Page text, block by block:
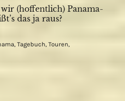
(hoffentlich) Panama-
das ja raus?
, Tagebuch, Touren,